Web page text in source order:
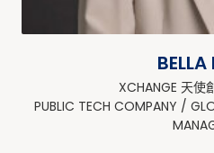
BELLA
XCHANGE 天使
PUBLIC TECH COMPANY /